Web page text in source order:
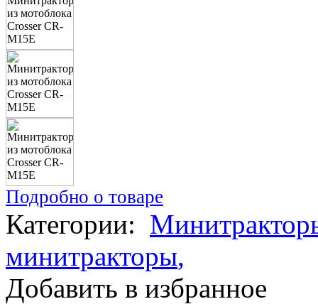
Подробно о товаре
Категории:
минитракторы,
Добавить в избранное